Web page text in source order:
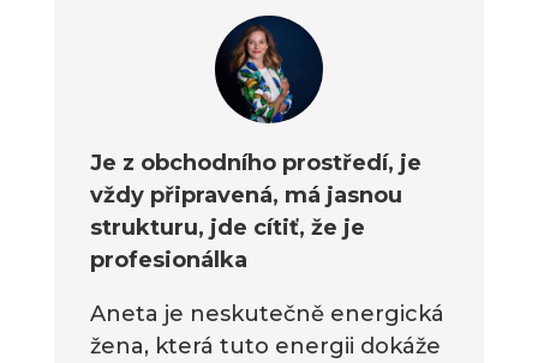
Je z obchodního prostředí, je
vždy připravená, má jasnou
strukturu, jde cítiť, že je
profesionálka
Aneta je neskutečně energická
žena, která tuto energii dokáže